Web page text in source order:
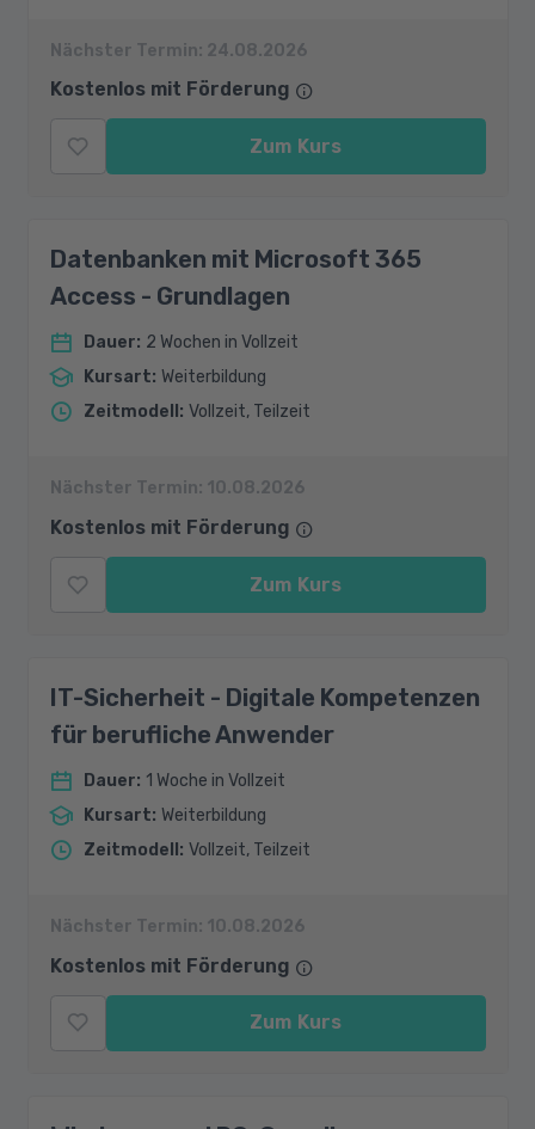
Nächster Termin: 24.08.2026
Kostenlos mit Förderung
Zum Kurs
Datenbanken mit Microsoft 365
Access - Grundlagen
Dauer: 2 Wochen in Vollzeit
Kursart: Weiterbildung
Zeitmodell: Vollzeit, Teilzeit
Nächster Termin: 10.08.2026
Kostenlos mit Förderung
Zum Kurs
IT-Sicherheit - Digitale Kompetenzen
für berufliche Anwender
Dauer: 1 Woche in Vollzeit
Kursart: Weiterbildung
Zeitmodell : Vollzeit, Teilzeit
Nächster Termin: 10.08.2026
Kostenlos mit Förderung
Zum Kurs